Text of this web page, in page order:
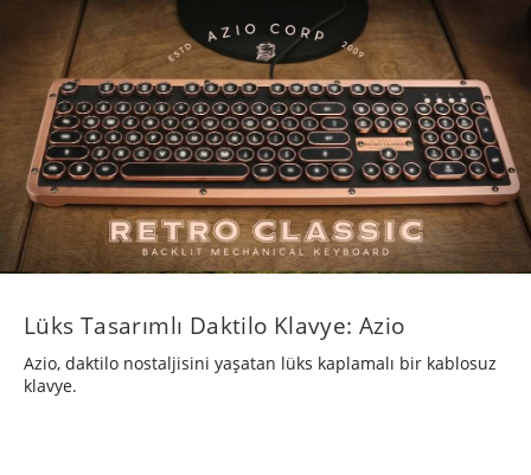
Lüks Tasarımlı Daktilo Klavye: Azio
Azio, daktilo nostaljisini yaşatan lüks kaplamalı bir kablosuz
klavye.